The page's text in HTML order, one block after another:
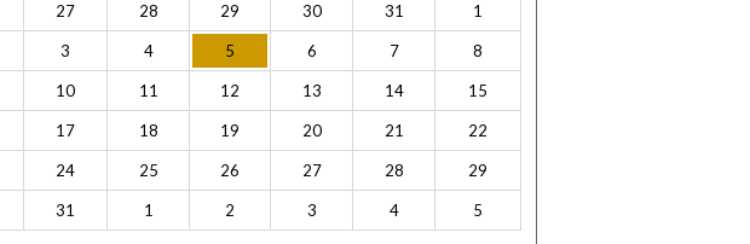
27 28 29 30 31 1
3 4 5 6 7 8
10 11 12 13 14 15
17 18 19 20 21 22
24 25 26 27 28 29
31 1 2 3 4 5